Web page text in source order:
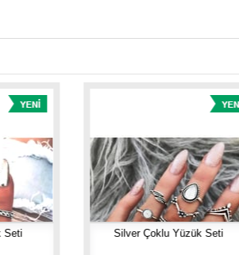
Silver Çoklu Yüzük Seti